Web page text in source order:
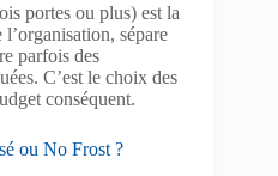
portes ou plus) est la
sépare
parfois des
C’est le choix des
conséquent.
ou No Frost ?